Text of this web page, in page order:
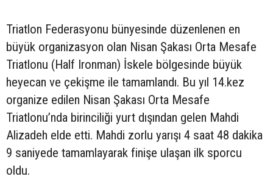
Triatlon Federasyonu bünyesinde düzenlenen en
büyük organizasyon olan Nisan Şakası Orta Mesafe
Triatlonu (Half Ironman) İskele bölgesinde büyük
heyecan ve çekişme ile tamamlandı. Bu yıl 14.kez
organize edilen Nisan Şakası Orta Mesafe
Triatlonu’nda birinciliği yurt dışından gelen Mahdi
Alizadeh elde etti. Mahdi zorlu yarışı 4 saat 48 dakika
9 saniyede tamamlayarak finişe ulaşan ilk sporcu
oldu.